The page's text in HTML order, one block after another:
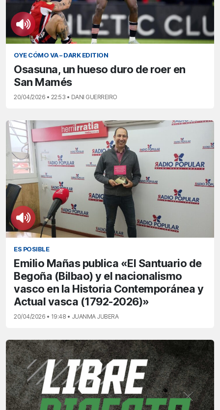
OYE CÓMO VA – DARK EDITION
Osasuna, un hueso duro de roer en
San Mamés
20/04/2026 • 22:53 • DANI GUERREIRO
ES POSIBLE
Emilio Mañas publica «El Santuario de
Begoña (Bilbao) y el nacionalismo
vasco en la Historia Contemporánea y
Actual vasca (1792-2026)»
20/04/2026 • 19:48 • JUANMA JUBERA